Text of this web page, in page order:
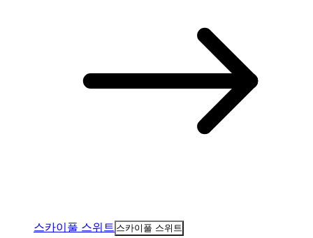
스카이풀 스위트 스카이풀 스위트